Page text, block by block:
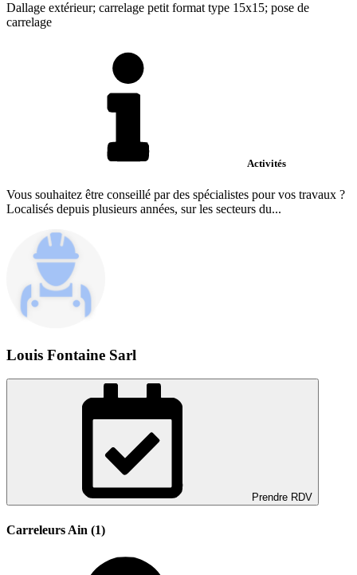
Dallage extérieur; carrelage petit format type 15x15; pose de
carrelage
Activités
Vous souhaitez être conseillé par des spécialistes pour vos travaux ?
Localisés depuis plusieurs années, sur les secteurs du...
Louis Fontaine Sarl
Prendre RDV
Carreleurs Ain (1)